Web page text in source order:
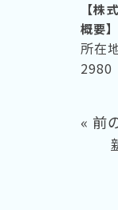
【株
概要】
所在
2980
« 前